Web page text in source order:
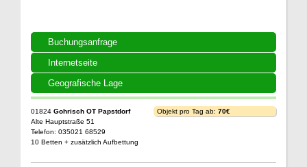
Buchungsanfrage
Internetseite
Geografische Lage
01824 Gohrisch OT Papstdorf
Alte Hauptstraße 51
Telefon: 035021 68529
10 Betten + zusätzlich Aufbettung
Objekt pro Tag ab: 70€